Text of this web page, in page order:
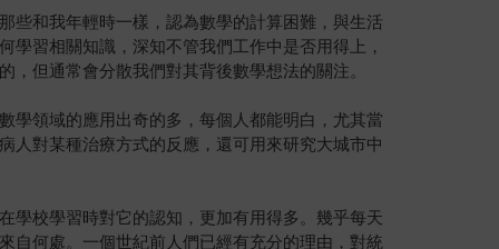
些和我年輕時一樣，認為數學的計算困難，與生活
習相關知識，深知不管我們工作中是否用得上，
但通常會分散我們對其背後數學想法的關注。
學領域的應用出奇的多，每個人都能明白，尤其當
人對某種治療方式的反應，還可用來研究大城市中
學校學習時對它的認知，更加有用得多。幾乎每天
自何處。一個世紀前人們已經有充分的理由，對統